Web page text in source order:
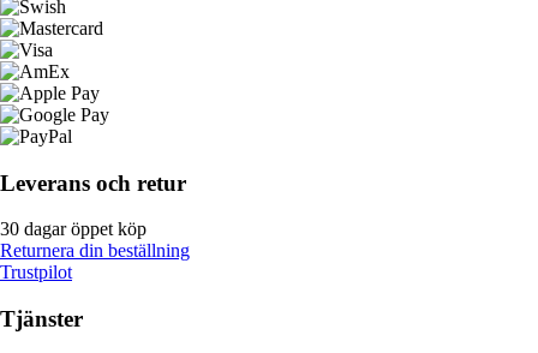
Leverans och retur
30 dagar öppet köp
Returnera din beställning
Trustpilot
Tjänster